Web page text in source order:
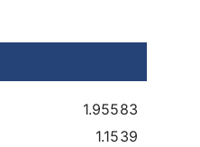
1.95583
1.1539